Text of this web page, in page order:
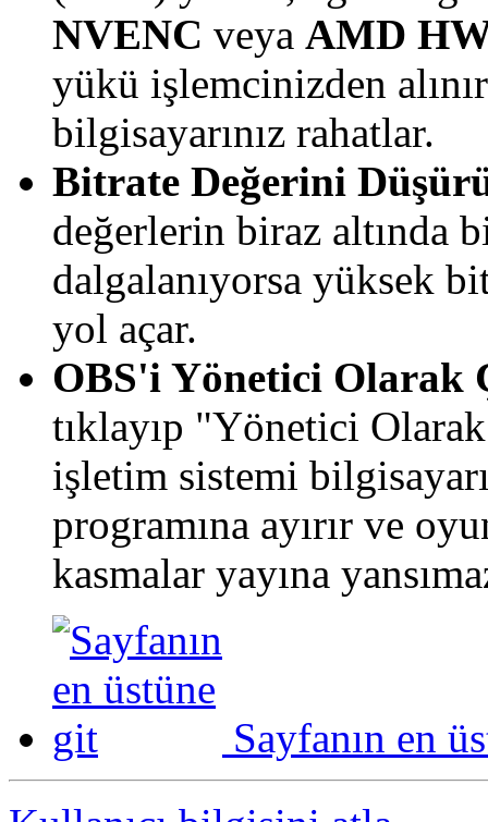
NVENC veya AMD
yükü işlemcinizden
bilgisayarınız rahatlar.
Bitrate Değerini
değerlerin biraz altında
dalgalanıyorsa yüksek
yol açar.
OBS'i Yönetici Olarak
tıklayıp "Yönetici
işletim sistemi
programına ayırır ve
kasmalar yayına
Sayfanın en